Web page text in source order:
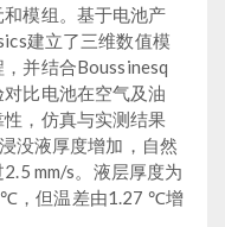
模组。基于电池产
建立了三维数值模
并结合Boussinesq
比电池在空气及油
，仿真与实测结果
没液厚度增加，自然
mm/s。液层厚度为
℃，但温差由1.27 ℃增